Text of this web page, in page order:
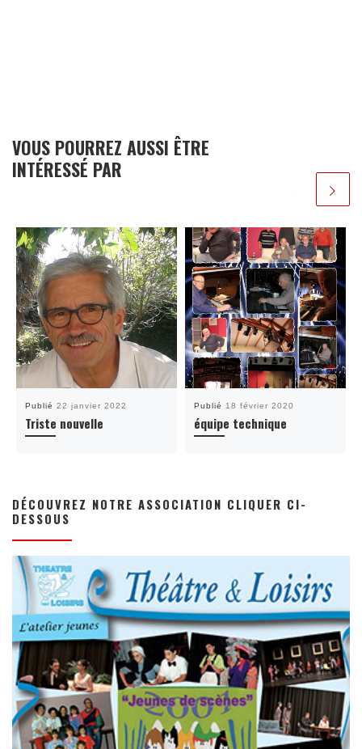
VOUS POURREZ AUSSI ÊTRE
INTÉRESSÉ PAR
Publié 22 janvier 2022
Triste nouvelle
Publié 18 février 2020
équipe technique
DÉCOUVREZ NOTRE ASSOCIATION CLIQUER CI-
DESSOUS